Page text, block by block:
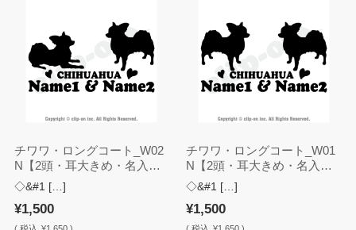
チワワ・ロングコート_W02
N【2頭・耳大きめ・名入
れ・ステッカー】
◇&#1 […]
¥1,500
チワワ・ロングコート_W01
N【2頭・耳大きめ・名入
れ・ステッカー】
◇&#1 […]
¥1,500